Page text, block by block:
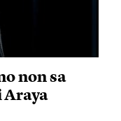
non sa
Araya